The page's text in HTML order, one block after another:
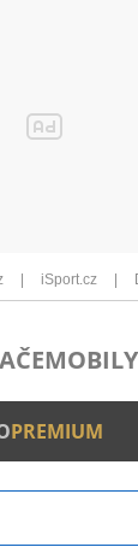
iSport.cz
MOBILY
PREMIUM